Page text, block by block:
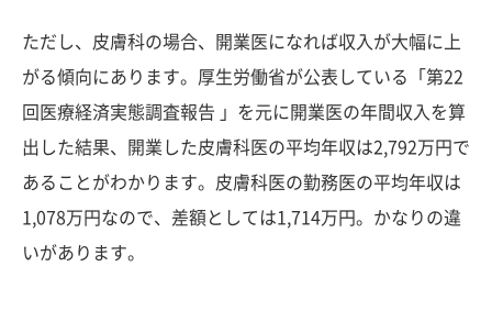
ただし、皮膚科の場合、開業医になれば収入が大幅に上
がる傾向にあります。厚生労働省が公表している「第22
回医療経済実態調査報告 」を元に開業医の年間収入を算
出した結果、開業した皮膚科医の平均年収は2,792万円で
あることがわかります。皮膚科医の勤務医の平均年収は
1,078万円なので、差額としては1,714万円。かなりの違
いがあります。